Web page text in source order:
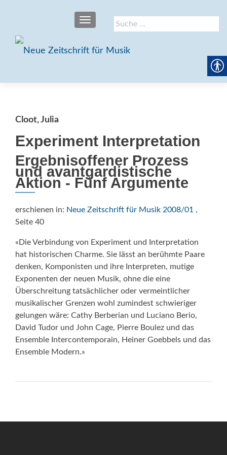
Suche
nach:
SCHALTE NAVIGATION
Cloot, Julia
Experiment Interpretation
Ergebnisoffener Prozess
und avantgardistische
Aktion - Fünf Argumente
erschienen in: Neue Zeitschrift für Musik 2008/01 ,
Seite 40
«Die Verbindung von Experiment und Interpretation
hat historischen Charme. Sie lässt an berühmte Paare
denken, Komponisten und ihre Interpreten, mutige
Exponenten der neuen Musik, ohne die eine
Überschreitung tatsächlicher oder vermeintlicher
musikalischer Grenzen wohl zumindest schwieriger
gelungen wäre: Cathy Berberian und Luciano Berio,
David Tudor und John Cage, Pierre Boulez und das
Ensemble Intercontemporain, Heiner Goebbels und das
Ensemble Modern.»